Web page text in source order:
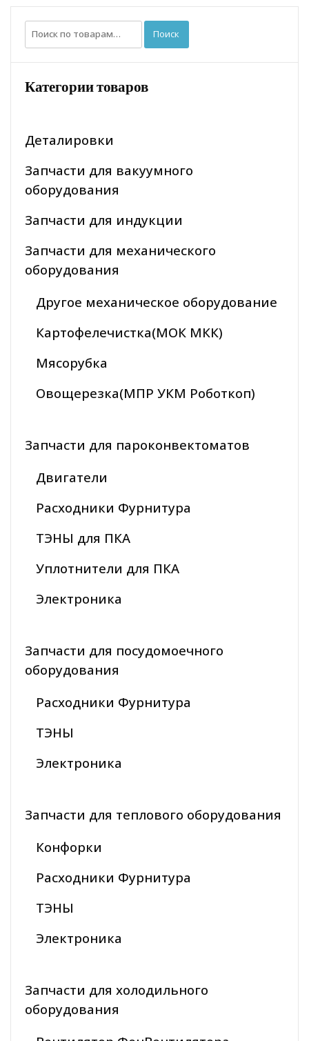
Искать: Поиск
Категории товаров
Деталировки
Запчасти для вакуумного
оборудования
Запчасти для индукции
Запчасти для механического
оборудования
Другое механическое оборудование
Картофелечистка(МОК МКК)
Мясорубка
Овощерезка(МПР УКМ Роботкоп)
Запчасти для пароконвектоматов
Двигатели
Расходники Фурнитура
ТЭНЫ для ПКА
Уплотнители для ПКА
Электроника
Запчасти для посудомоечного
оборудования
Расходники Фурнитура
ТЭНЫ
Электроника
Запчасти для теплового оборудования
Конфорки
Расходники Фурнитура
ТЭНЫ
Электроника
Запчасти для холодильного
оборудования